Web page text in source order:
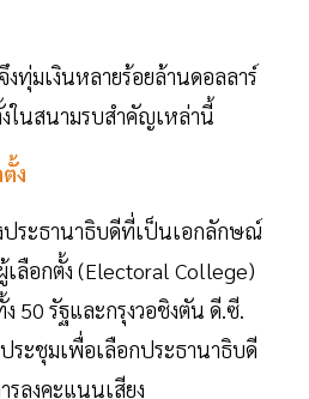
ทุ่มเงินหลายร้อยล้านดอลลาร์
ในสนามรบสำคัญเหล่านี้
ง
ประธานาธิบดีที่เป็นเอกลักษณ์
เลือกตั้ง (Electoral College)
50 รัฐและกรุงวอชิงตัน ดี.ซี.
ระชุมเพื่อเลือกประธานาธิบดี
ลงคะแนนเสียง